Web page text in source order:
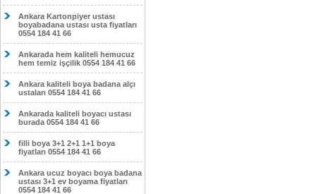
Ankara Kartonpiyer ustası
boyabadana ustası usta fiyatları
0554 184 41 66
Ankarada hem kaliteli hemucuz
hem temiz işçilik 0554 184 41 66
Ankara kaliteli boya badana alçı
ustaları 0554 184 41 66
Ankarada kaliteli boyacı ustası
burada 0554 184 41 66
filli boya 3+1 2+1 1+1 boya
fiyatları 0554 184 41 66
Ankara ucuz boyacı boya badana
ustası 3+1 ev boyama fiyatları
0554 184 41 66